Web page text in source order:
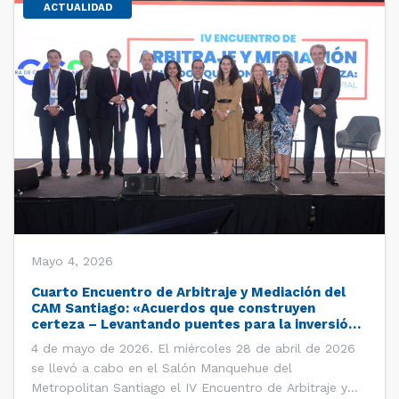
ACTUALIDAD
Mayo 4, 2026
Cuarto Encuentro de Arbitraje y Mediación del
CAM Santiago: «Acuerdos que construyen
certeza – Levantando puentes para la inversión
4 de mayo de 2026. El miércoles 28 de abril de 2026
se llevó a cabo en el Salón Manquehue del
Metropolitan Santiago el IV Encuentro de Arbitraje y